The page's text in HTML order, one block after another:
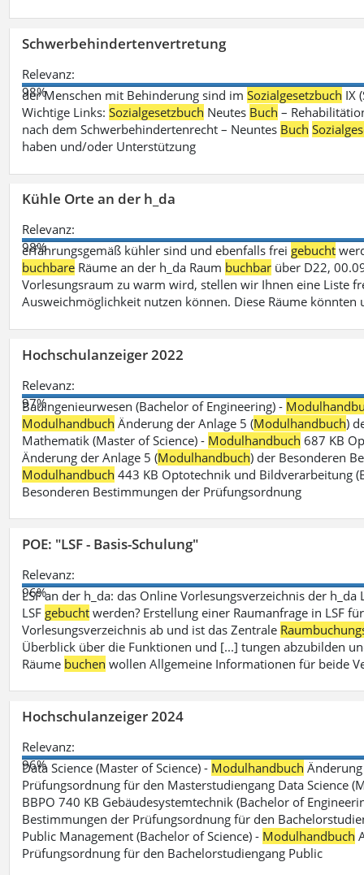
Schwerbehindertenvertretung
Relevanz:
98%
der Menschen mit Behinderung sind imSozialgesetzbuch IX
Wichtige Links:Sozialgesetzbuch Neutes Buch –
nach dem Schwerbehindertenrecht – Neuntes Buch
haben und/oder Unterstützung
Kühle Orte an der h_da
Relevanz:
98%
erfahrungsgemäß kühler sind und ebenfalls frei gebucht
buchbare Räume an der h_da Raum buchbar über D22,
Vorlesungsraum zu warm wird, stellen wir Ihnen eine Liste
Ausweichmöglichkeit nutzen können. Diese Räume könnten
Hochschulanzeiger 2022
Relevanz:
97%
Bauingenieurwesen (Bachelor of Engineering) -
Modulhandbuch Änderung der Anlage 5 (Modulhandbuch)
Mathematik (Master of Science) - Modulhandbuch 687 KB
Änderung der Anlage 5 (Modulhandbuch) der Besonderen
Modulhandbuch 443 KB Optotechnik und Bildverarbeitung
Besonderen Bestimmungen der Prüfungsordnung
POE: "LSF - Basis-Schulung"
Relevanz:
96%
LSF an der h_da: das Online Vorlesungsverzeichnis der h_da
LSF gebucht werden? Erstellung einer Raumanfrage in LSF
Vorlesungsverzeichnis ab und ist das Zentrale
Überblick über die Funktionen und [...] tungen abzubilden
Räume buchen wollen Allgemeine Informationen für beide
Hochschulanzeiger 2024
Relevanz:
96%
Data Science (Master of Science) - Modulhandbuch
Prüfungsordnung für den Masterstudiengang Data Science
BBPO 740 KB Gebäudesystemtechnik (Bachelor of
Bestimmungen der Prüfungsordnung für den
Public Management (Bachelor of Science) - Modulhandbuch
Prüfungsordnung für den Bachelorstudiengang Public